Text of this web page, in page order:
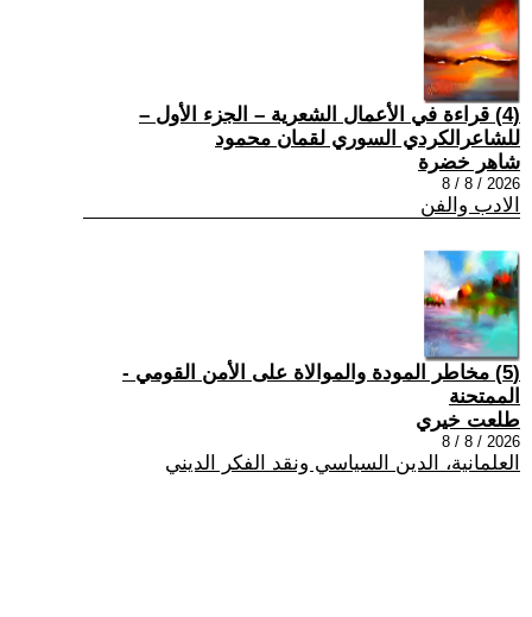
(4) قراءة في الأعمال الشعرية – الجزء الأول –
للشاعرالكردي السوري لقمان محمود
شاهر خضرة
2026 / 8 / 8
الادب والفن
(5) مخاطر المودة والموالاة على الأمن القومي -
الممتحنة
طلعت خيري
2026 / 8 / 8
العلمانية، الدين السياسي ونقد الفكر الديني